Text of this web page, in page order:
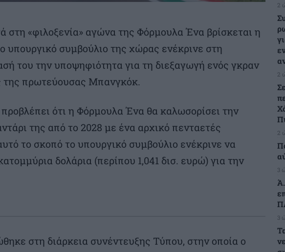
στη «φιλοξενία» αγώνα της Φόρμουλα Ένα βρίσκεται η
υπουργικό συμβούλιο της χώρας ενέκρινε στη
του την υποψηφιότητα για τη διεξαγωγή ενός γκραν
της πρωτεύουσας Μπανγκόκ.
ότι η Φόρμουλα Ένα θα καλωσορίσει την
της από το 2028 με ένα αρχικό πενταετές
το σκοπό το υπουργικό συμβούλιο ενέκρινε να
δολάρια (περίπου 1,041 δισ. ευρώ) για την
στη διάρκεια συνέντευξης Τύπου, στην οποία ο
2
2
2
3
3